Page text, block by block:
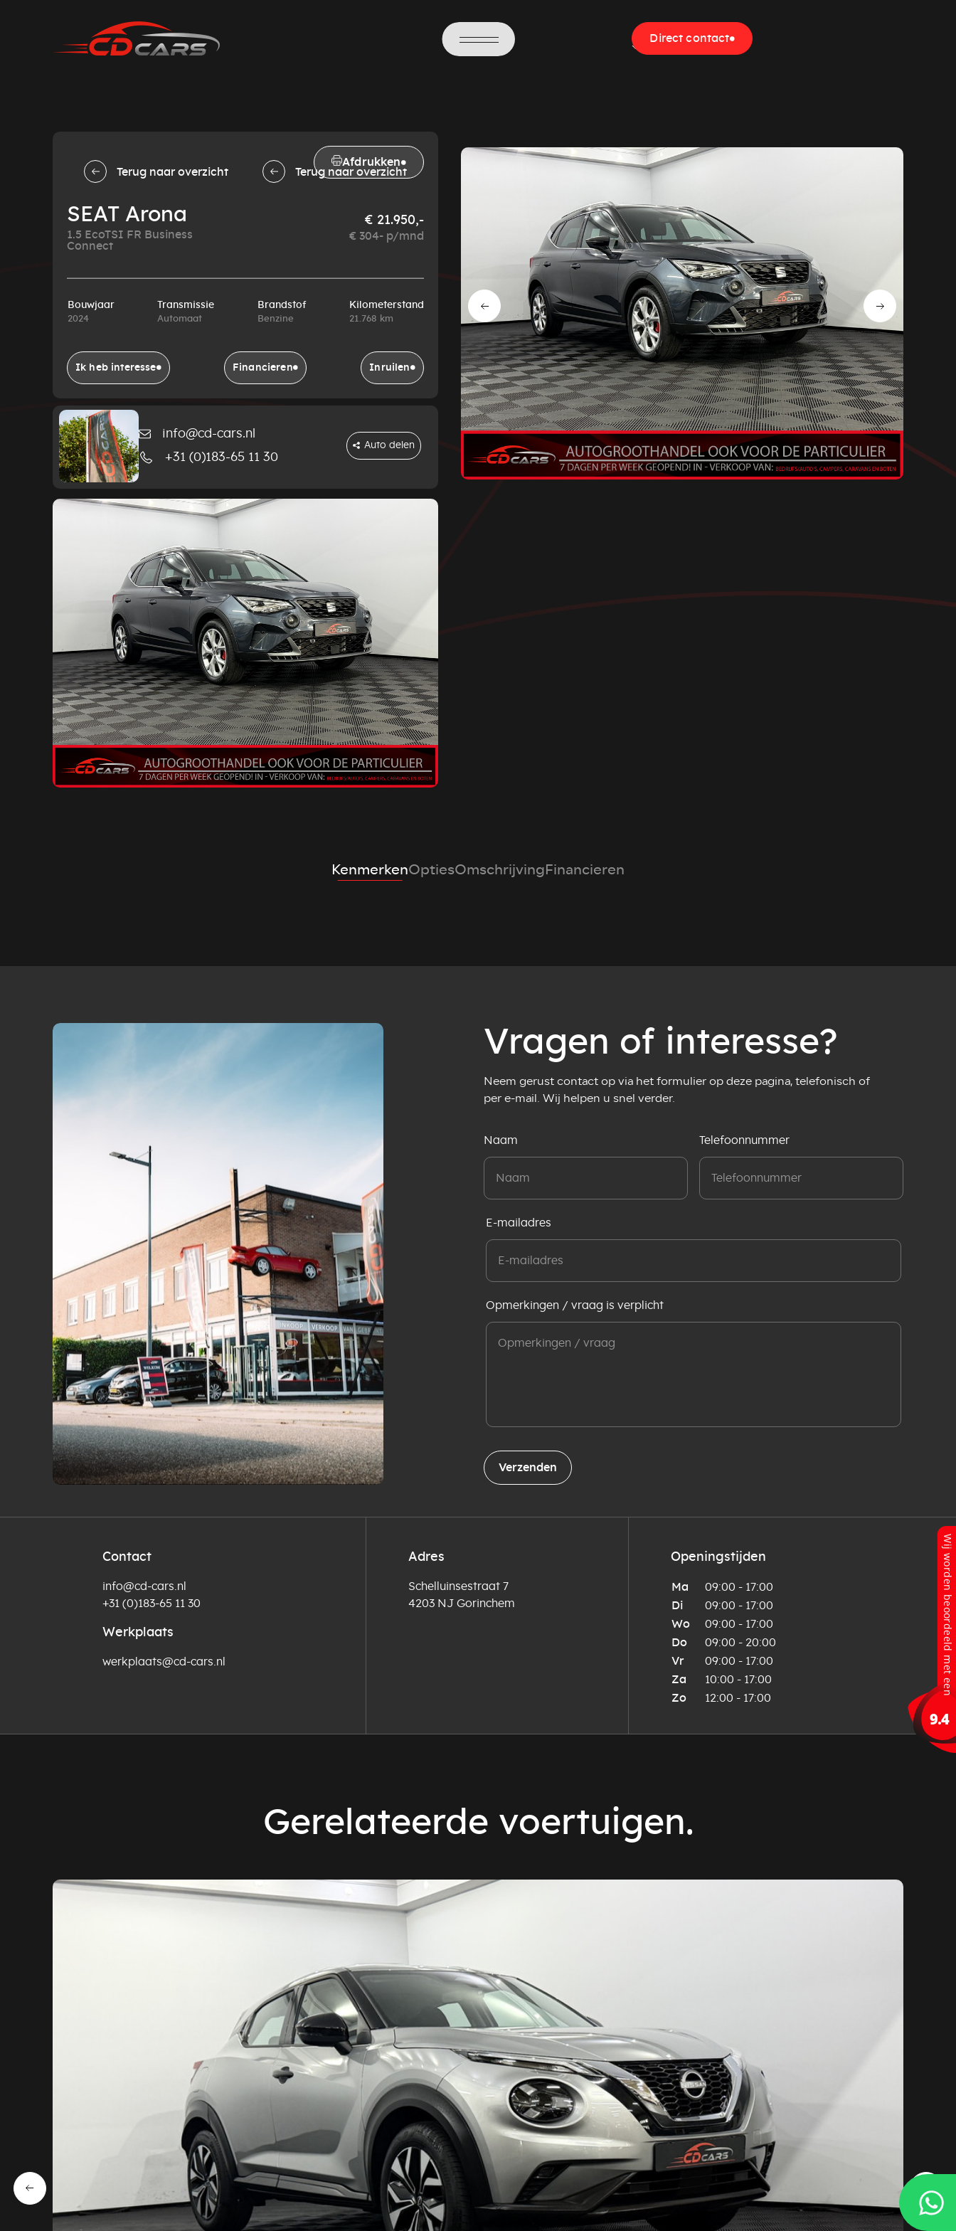
Direct contact
Terug naar overzicht Terug naar overzicht
Afdrukken
SEAT Arona
1.5 EcoTSI FR Business
Connect
€ 21.950,-
€ 304- p/mnd
Bouwjaar
2024
Transmissie
Automaat
Brandstof
Benzine
Kilometerstand
21.768 km
Ik heb interesse Financieren Inruilen
info@cd-cars.nl
+31 (0)183-65 11 30
Auto delen
KenmerkenOptiesOmschrijvingFinancieren
Vragen of interesse?
Neem gerust contact op via het formulier op deze pagina, telefonisch of
per e-mail. Wij helpen u snel verder.
Naam Telefoonnummer
E-mailadres
Opmerkingen / vraag is verplicht
Verzenden
Contact
info@cd-cars.nl
+31 (0)183-65 11 30
Werkplaats
werkplaats@cd-cars.nl
Adres
Schelluinsestraat 7
4203 NJ Gorinchem
Openingstijden
Ma
09:00 - 17:00
Di
09:00 - 17:00
Wo
09:00 - 17:00
Do
09:00 - 20:00
Vr
09:00 - 17:00
Za
10:00 - 17:00
Zo
12:00 - 17:00
Gerelateerde voertuigen.